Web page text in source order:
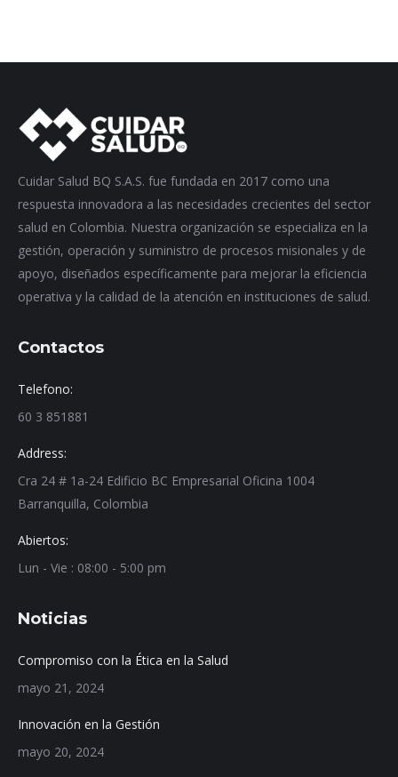
Cuidar Salud BQ S.A.S. fue fundada en 2017 como una
respuesta innovadora a las necesidades crecientes del sector
salud en Colombia. Nuestra organización se especializa en la
gestión, operación y suministro de procesos misionales y de
apoyo, diseñados específicamente para mejorar la eficiencia
operativa y la calidad de la atención en instituciones de salud.
Contactos
Telefono:
60 3 851881
Address:
Cra 24 # 1a-24 Edificio BC Empresarial Oficina 1004
Barranquilla, Colombia
Abiertos:
Lun - Vie : 08:00 - 5:00 pm
Noticias
Compromiso con la Ética en la Salud
mayo 21, 2024
Innovación en la Gestión
mayo 20, 2024